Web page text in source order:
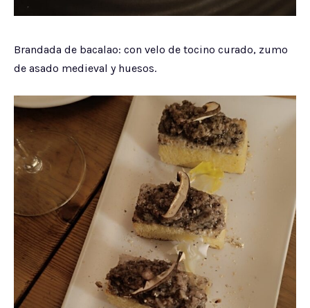
Brandada de bacalao: con velo de tocino curado, zumo
de asado medieval y huesos.